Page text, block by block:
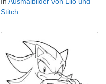
Stitch